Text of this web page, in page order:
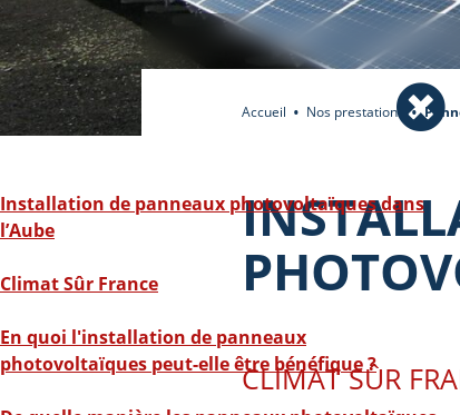
Accueil Nos prestations
CLIMAT SÛR
Installation de panneaux photovoltaïques dans
l’Aube
Climat Sûr France
En quoi l'installation de panneaux
photovoltaïques peut-elle être bénéfique ?